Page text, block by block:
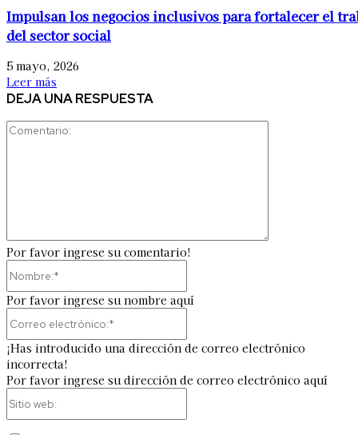
Impulsan los negocios inclusivos para fortalecer el
del sector social
5 mayo, 2026
Leer más
DEJA UNA RESPUESTA
Por favor ingrese su comentario!
Por favor ingrese su nombre aquí
¡Has introducido una dirección de correo electrónico
incorrecta!
Por favor ingrese su dirección de correo electrónico aquí